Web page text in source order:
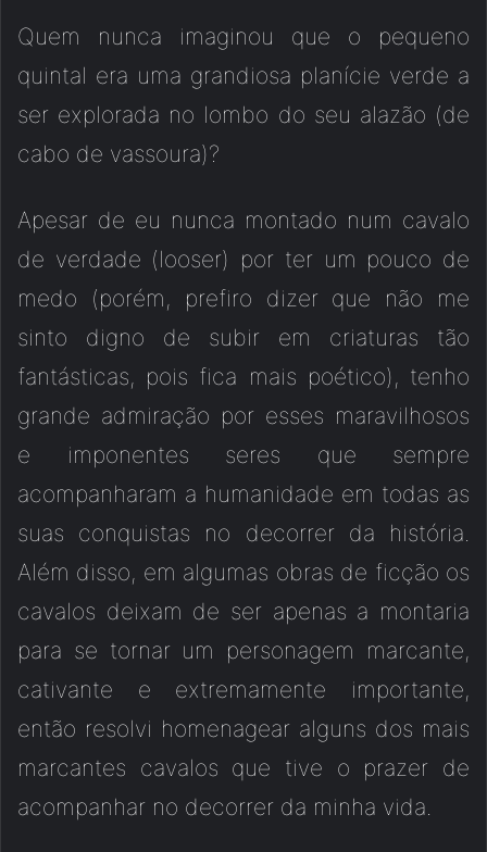
Quem nunca imaginou que o pequeno
quintal era uma grandiosa planície verde a
ser explorada no lombo do seu alazão (de
cabo de vassoura)?
Apesar de eu nunca montado num cavalo
de verdade (looser) por ter um pouco de
medo (porém, prefiro dizer que não me
sinto digno de subir em criaturas tão
fantásticas, pois fica mais poético), tenho
grande admiração por esses maravilhosos
e imponentes seres que sempre
acompanharam a humanidade em todas as
suas conquistas no decorrer da história.
Além disso, em algumas obras de ficção os
cavalos deixam de ser apenas a montaria
para se tornar um personagem marcante,
cativante e extremamente importante,
então resolvi homenagear alguns dos mais
marcantes cavalos que tive o prazer de
acompanhar no decorrer da minha vida.